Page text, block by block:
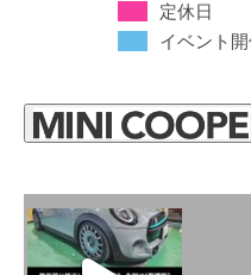
定休日
イベント開